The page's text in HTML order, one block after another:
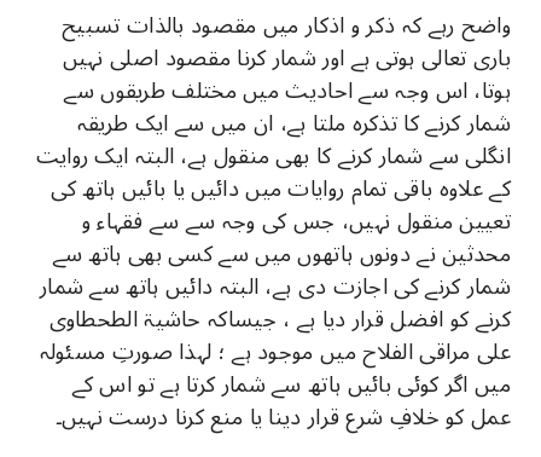
واضح رہے کہ ذکر و اذکار میں مقصود بالذات تسبیح
باری تعالی ہوتی ہے اور شمار کرنا مقصود اصلی نہیں
ہوتا، اس وجہ سے احادیث میں مختلف طریقوں سے
شمار کرنے کا تذکرہ ملتا ہے، ان میں سے ایک طریقہ
انگلی سے شمار کرنے کا بھی منقول ہے، البتہ ایک روایت
کے علاوہ باقی تمام روایات میں دائیں یا بائیں ہاتھ کی
تعیین منقول نہیں، جس کی وجہ سے سے فقہاء و
محدثین نے دونوں ہاتھوں میں سے کسی بھی ہاتھ سے
شمار کرنے کی اجازت دی ہے، البتہ دائیں ہاتھ سے شمار
کرنے کو افضل قرار دیا ہے ، جیساکہ حاشیۃ الطحطاوی
علی مراقی الفلاح میں موجود ہے ؛ لہذا صورتِ مسئولہ
میں اگر کوئی بائیں ہاتھ سے شمار کرتا ہے تو اس کے
عمل کو خلافِ شرع قرار دینا یا منع کرنا درست نہیں۔